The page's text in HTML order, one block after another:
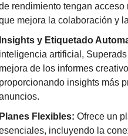
rendimiento tengan
mejora la colaboración y
y Etiquetado
artificial,
de los informes
insights más
Flexibles: Ofrece un
incluyendo la